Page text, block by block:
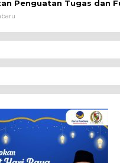
Penguatan Tugas dan
Penempatan WBP ke